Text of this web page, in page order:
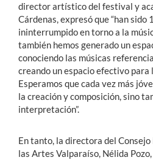
director artístico del festival y
Cárdenas, expresó que “han sido
ininterrumpido en torno a la
también hemos generado un
conociendo las músicas
creando un espacio efectivo
Esperamos que cada vez más
la creación y composición, sino
interpretación”.
En tanto, la directora del
las Artes Valparaíso, Nélida